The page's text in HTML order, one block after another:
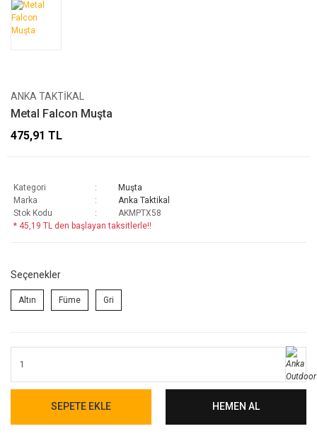
ANKA TAKTIKAL
Metal Falcon Muşta
475,91 TL
Kategori
Muşta
Marka
Anka Taktikal
Stok Kodu
AKMPTX58
* 45,19 TL den başlayan taksitlerle!!
Seçenekler
Altın Füme Gri
SEPETE EKLE HEMEN AL